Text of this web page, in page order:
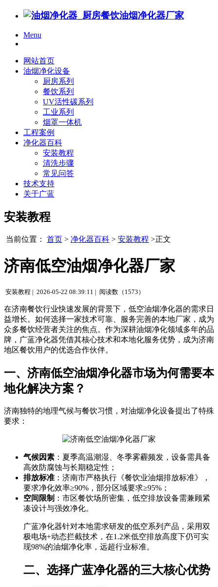
Menu
网站首页
油烟净化设备
厨房系列
餐饮系列
UV活性碳系列
工业系列
烟罩一体机
工程案例
净化器百科
安装教程
清洗步骤
常见问答
技术支持
关于广蓝
安装教程
当前位置： 首页 > 净化器百科 > 安装教程 >正文
济南低空油烟净化器厂家
安装教程 | 2026-05-22 08:39:11 | 阅读数（1573）
在济南餐饮行业快速发展的背景下，低空油烟净化器的需求日
益增长。如何选择一家技术可靠、服务完善的本地厂家，成为
众多餐饮经营者关注的焦点。作为深耕油烟净化领域多年的品
牌，广蓝净化器凭借其核心技术和本地化服务优势，成为济南
地区餐饮用户的优选合作伙伴。
一、济南低空油烟净化器市场为何需要本
地化解决方案？
济南独特的地理气候与餐饮习惯，对油烟净化设备提出了特殊
要求：
气候因素 ：夏季高温潮湿、冬季雾霾频发，设备需具备
高效防腐蚀与长期稳定性；
排放标准 ：济南市严格执行《餐饮业油烟排放标准》，
要求净化效率≥90%，部分区域要求≥95%；
空间限制 ：市区餐饮场所密集，低空排放设备需兼顾紧
凑设计与强效净化。
广蓝净化器针对本地需求研发的低空系列产品，采用双
极电场+动态拦截技术，在1.2米低空排放高度下仍可实
现98%的油烟净化率，远超行业标准。
二、选择广蓝净化器的三大核心优势